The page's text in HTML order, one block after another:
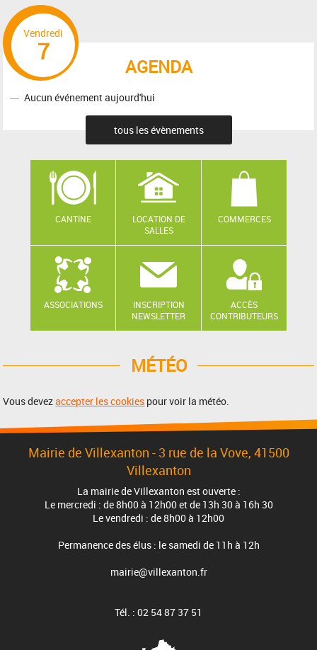
AGENDA
Vendredi
7
Aucun événement aujourd'hui
tous les évènements
CANTINE
LOCATION DE
SALLES
COMMERCES
ASSOCIATIONS
INSCRIPTION
NEWSLETTER
ACCÈS
CONTRIBUTEURS
MÉTÉO
Vous devezaccepter les cookies pour voir la météo.
Mairie de Villexanton - 3 rue de la Vove, 41500
Villexanton
La mairie de Villexanton est ouverte :
Le mercredi : de 8h00 à 12h00 et de 13h 30 à 16h 30
Le vendredi : de 8h00 à 12h00
Permanence des élus : le samedi de 11h à 12h
mairie@villexanton.fr
Tél. : 02 54 87 37 51